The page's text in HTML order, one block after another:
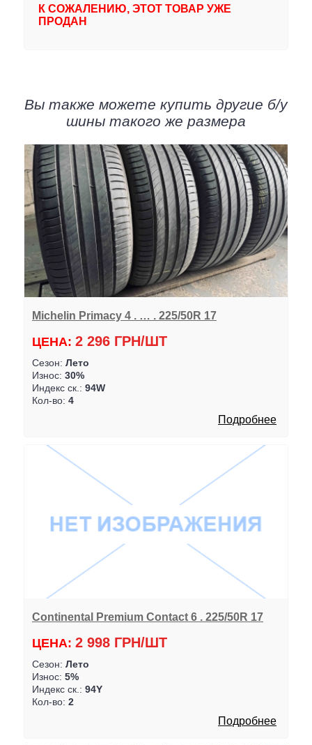
К СОЖАЛЕНИЮ, ЭТОТ ТОВАР УЖЕ
ПРОДАН
Вы также можете купить другие б/у
шины такого же размера
Michelin Primacy 4 . … . 225/50R 17
ЦЕНА: 2 296 ГРН/ШТ
Сезон: Лето
Износ: 30%
Индекс ск.: 94W
Кол-во: 4
Подробнее
Continental Premium Contact 6 . 225/50R 17
ЦЕНА: 2 998 ГРН/ШТ
Сезон: Лето
Износ: 5%
Индекс ск.: 94Y
Кол-во: 2
Подробнее